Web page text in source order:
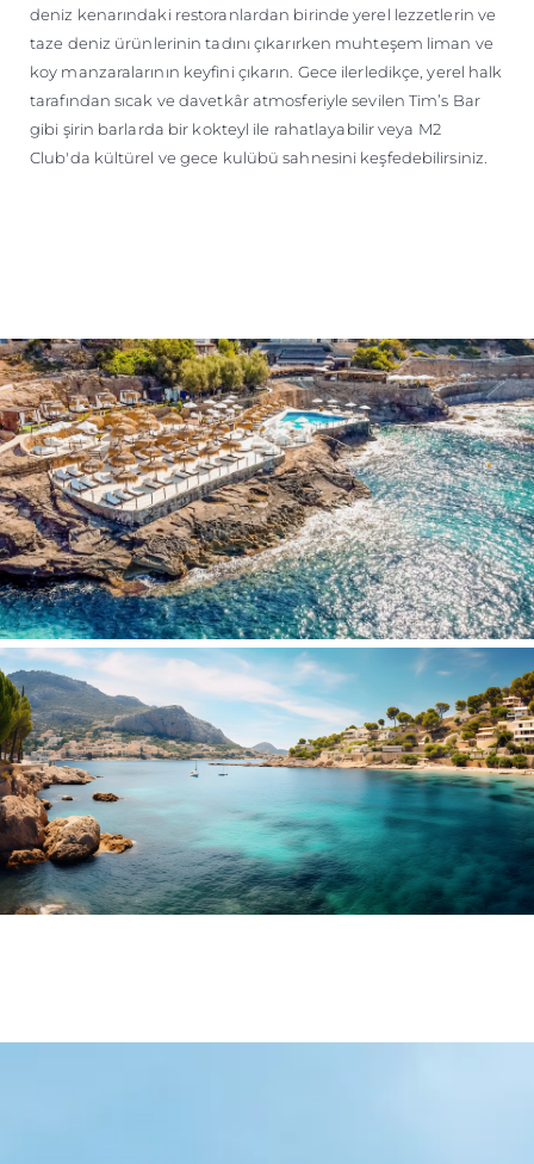
deniz kenarındaki restoranlardan birinde yerel lezzetlerin ve
taze deniz ürünlerinin tadını çıkarırken muhteşem liman ve
koy manzaralarının keyfini çıkarın. Gece ilerledikçe, yerel halk
tarafından sıcak ve davetkâr atmosferiyle sevilen Tim’s Bar
gibi şirin barlarda bir kokteyl ile rahatlayabilir veya M2
Club'da kültürel ve gece kulübü sahnesini keşfedebilirsiniz.